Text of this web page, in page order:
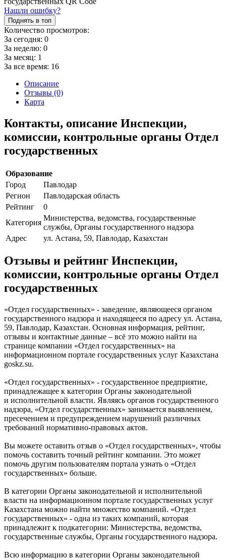
Нашли ошибку?
Поднять в топ
Количество просмотров:
За сегодня: 0
За неделю: 0
За месяц: 1
За все время: 16
Описание
Отзывы (0)
Карта
Контакты, описание Инспекции,
комиссии, контрольные органы Отдел
государственных
Образование
Город
Павлодар
Регион
Павлодарская область
Рейтинг
0
Категория
Министерства, ведомства, государственные
службы, Органы государственного надзора
Адрес
ул. Астана, 59, Павлодар, Казахстан
Отзывы и рейтинг Инспекции,
комиссии, контрольные органы Отдел
государственных
«Отдел государственных» - заведение, являющееся органом
государственного надзора и находящееся по адресу ул. Астана,
59, Павлодар, Казахстан. Основная информация, рейтинг,
отзывы и контактные данные – всё это можно найти на
странице компании «Отдел государственных» на
информационном портале государственных услуг Казахстана
goskz.su.
«Отдел государственных» - государственное предприятие,
принадлежащее к категории Органы законодательной
и исполнительной власти. Являясь органов государственного
надзора, «Отдел государственных» занимается выявлением,
пресечением и предупреждением нарушений различных
требований нормативно-правовых актов.
Вы можете оставить отзыв о «Отдел государственных», чтобы
помочь составить точный рейтинг компании. Это может
помочь другим пользователям портала узнать о «Отдел
государственных» больше.
В категории Органы законодательной и исполнительной
власти на информационном портале государственных услуг
Казахстана можно найти множество компаний. «Отдел
государственных» - одна из таких компаний, которая
принадлежит к подкатегории: Министерства, ведомства,
государственные службы, Органы государственного надзора.
Всю информацию в категории Органы законодательной